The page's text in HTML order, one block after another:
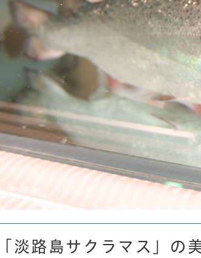
淡路島サクラマス」の